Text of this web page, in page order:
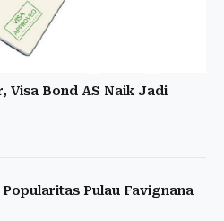
Visa Bond AS Naik Jadi
Pulau Favignana